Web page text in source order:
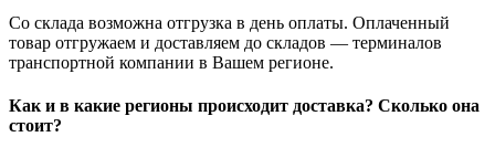
Со склада возможна отгрузка в день оплаты. Оплаченный
товар отгружаем и доставляем до складов — терминалов
транспортной компании в Вашем регионе.
Как и в какие регионы происходит доставка? Сколько она
стоит?